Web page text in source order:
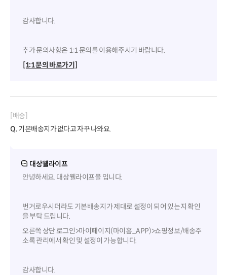
감사합니다.
추가 문의사항은 1:1 문의를 이용해주시기 바랍니다.
[1:1 문의 바로가기]
[배송]
Q.기본배송지가 없다고 자꾸 나와요.
대상웰라이프
안녕하세요. 대상웰라이프몰 입니다.
번거로우시더라도 기본배송지가 제대로 설정이 되어 있는지 확인
을 부탁 드립니다.
오른쪽 상단 로그인>마이페이지(마이홈_APP)>쇼핑정보/배송주
소록 관리에서 확인 및 설정이 가능합니다.
감사합니다.